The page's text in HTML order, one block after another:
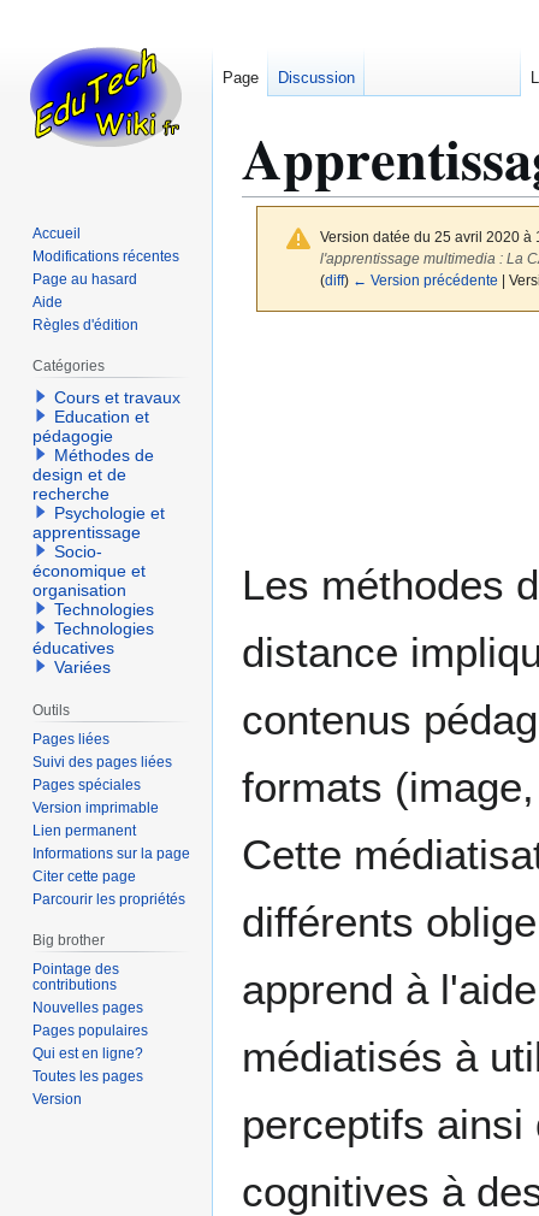
Version datée du 25 avril 2020 à
l'apprentissage multimedia : La
(diff) ← Version précédente |
Les méthodes
distance
contenus
formats
Cette
différents
apprend à
médiatisés à
perceptifs
cognitives à
Page Discussion
Accueil
Modifications récentes
Page au hasard
Aide
Règles d'édition
Catégories
Cours et travaux
Education et
pédagogie
Méthodes de
design et de
recherche
Psychologie et
apprentissage
Socio-
économique et
organisation
Technologies
Technologies
éducatives
Variées
Outils
Pages liées
Suivi des pages liées
Pages spéciales
Version imprimable
Lien permanent
Informations sur la page
Citer cette page
Parcourir les propriétés
Big brother
Pointage des
contributions
Nouvelles pages
Pages populaires
Qui est en ligne?
Toutes les pages
Version